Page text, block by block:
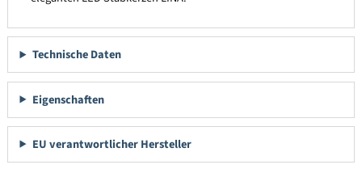
Technische Daten
Eigenschaften
EU verantwortlicher Hersteller